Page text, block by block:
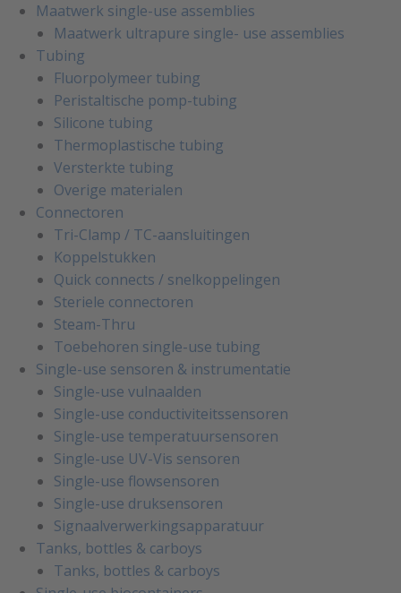
Maatwerk single-use assemblies
Maatwerk ultrapure single- use assemblies
Tubing
Fluorpolymeer tubing
Peristaltische pomp-tubing
Silicone tubing
Thermoplastische tubing
Versterkte tubing
Overige materialen
Connectoren
Tri-Clamp / TC-aansluitingen
Koppelstukken
Quick connects / snelkoppelingen
Steriele connectoren
Steam-Thru
Toebehoren single-use tubing
Single-use sensoren & instrumentatie
Single-use vulnaalden
Single-use conductiviteitssensoren
Single-use temperatuursensoren
Single-use UV-Vis sensoren
Single-use flowsensoren
Single-use druksensoren
Signaalverwerkingsapparatuur
Tanks, bottles & carboys
Tanks, bottles & carboys